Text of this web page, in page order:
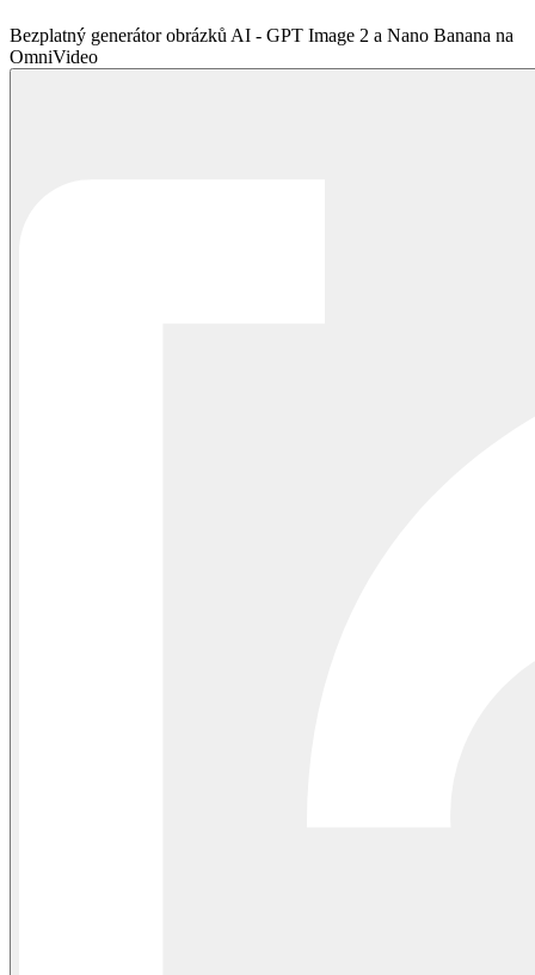
Bezplatný generátor obrázků AI - GPT Image 2 a Nano Banana na
OmniVideo